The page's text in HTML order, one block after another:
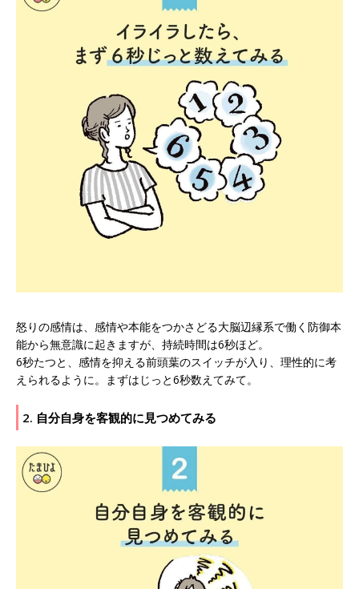
怒りの感情は、感情や本能をつかさどる大脳辺縁系で働く防御本
能から無意識に起きますが、持続時間は6秒ほど。
6秒たつと、感情を抑える前頭葉のスイッチが入り、理性的に考
えられるように。まずはじっと6秒数えてみて。
2. 自分自身を客観的に見つめてみる